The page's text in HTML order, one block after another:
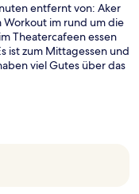
entfernt von: Aker
im rund um die
Theatercafeen essen
ist zum Mittagessen und
viel Gutes über das
entfernt: